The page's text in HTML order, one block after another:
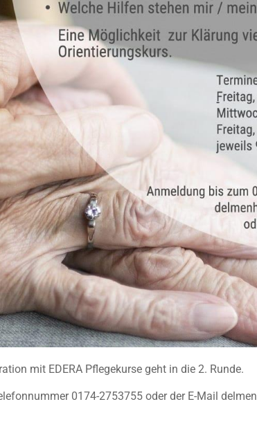
mit EDERA Pflegekurse geht in die 2. Runde.
0174-2753755 oder der E-Mail